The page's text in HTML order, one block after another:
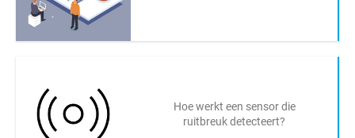
Hoe werkt een sensor die
ruitbreuk detecteert?